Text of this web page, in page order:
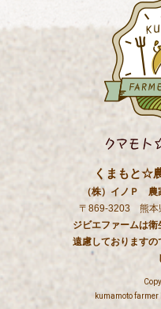
くまもと☆
（株）イノＰ 農
〒869-3203 熊本
ジビエファームは
遠慮しております
kumamoto farmer